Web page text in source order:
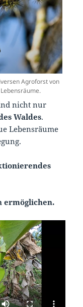
Agroforst von
nicht nur
Waldes.
Lebensräume
ermöglichen.